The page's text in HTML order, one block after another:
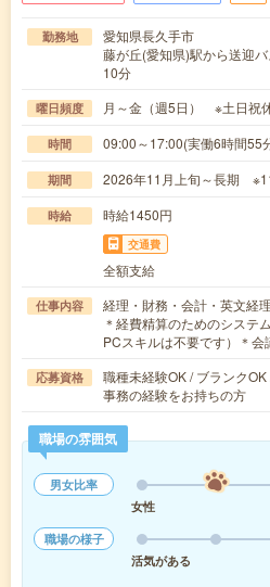
勤務地
愛知県長久手市
藤が丘(愛知県)駅から送迎
10分
曜日頻度 月～金（週5日） ※土日祝
時間 09:00～17:00(実働6時間
期間 2026年11月上旬～長期
時給 時給1450円
交通費
全額支給
仕事内容
経理・財務・会計・英文経理
＊経費精算のためのシステ
PCスキルは不要です）＊
応募資格
職種未経験OK / ブランク
事務の経験をお持ちの方
職場の雰囲気
男女比率
女性
職場の様子
活気がある